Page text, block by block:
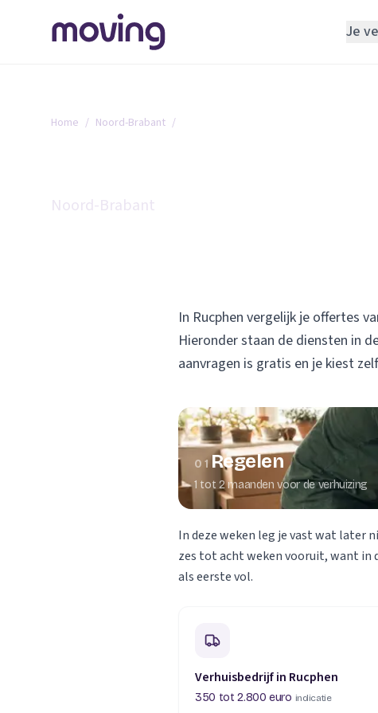
Je
TOOLS BIJ VERHUIZEN
Verhuisplanner
Home / Noord-Brabant /
Noord-Brabant
In Rucphen vergelijk je offertes
Hieronder staan de diensten in
aanvragen is gratis en je kiest
01 Regelen
1 tot 2 maanden voor de verhuizing
In deze weken leg je vast wat later
zes tot acht weken vooruit, want in
als eerste vol.
Verhuisbedrijf in Rucphen
350 tot 2.800 euro indicatie